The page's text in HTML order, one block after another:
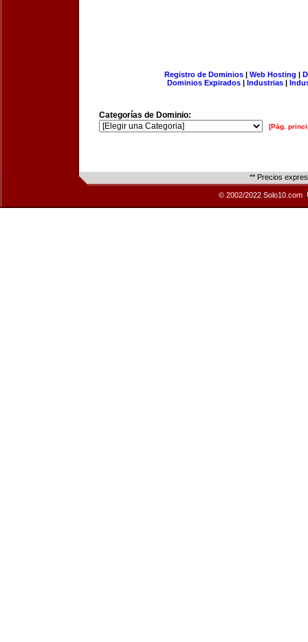
Registro de Dominios| Web Hosting |
Dominios Expirados | Industrias |
Categorías de Dominio:
[Pág.
** Precios
© 2002/2022 Solo10.com